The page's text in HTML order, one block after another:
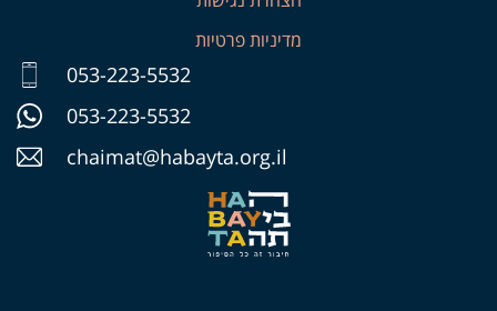
053-223-5532
053-223-5532
chaimat@habayta.org.il
מדיניות פרטיות